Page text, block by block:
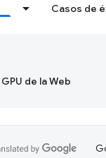
Casos de
GPU de la Web